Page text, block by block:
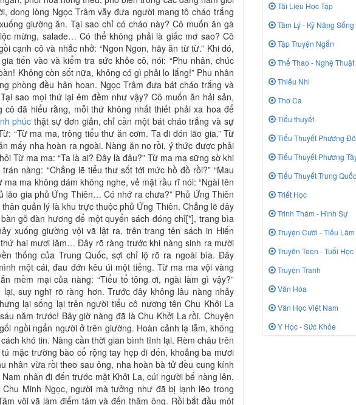
dong lòng Ngọc Trâm vẫy đưa người mang tô cháo trắng
giường ăn. Tại sao chỉ có cháo này? Cô muốn ăn gà
mừng, salade… Có thể không phải là giấc mơ sao? Cô
cạnh cô và nhắc nhở: “Ngon Ngon, hãy ăn từ từ.” Khi đó,
tiến vào và kiểm tra sức khỏe cô, nói: “Phu nhân, chúc
Không còn sốt nữa, không có gì phải lo lắng!” Phu nhân
phòng đều hân hoan. Ngọc Trâm đưa bát cháo trắng và
sao mọi thứ lại êm đềm như vậy? Cô muốn ăn hải sản,
đã hiểu rằng, mỗi thứ không nhất thiết phải xa hoa để
phúc thật sự đơn giản, chỉ cần một bát cháo trắng và sự
“Từ ma ma, trông tiểu thư ăn cơm. Ta đi đón lão gia.” Từ
mấy nha hoàn ra ngoài. Nàng ăn no rồi, ý thức được phải
Từ ma ma: “Ta là ai? Đây là đâu?” Từ ma ma sững sờ khi
nàng: “Chẳng lẽ tiểu thư sốt tới mức hồ đồ rồi?” “Mau
ma ma không dám không nghe, vẻ mặt rầu rĩ nói: “Ngài tên
lão gia phủ Ứng Thiên… Có nhớ ra chưa?” Phủ Ứng Thiên
quản lý là khu trực thuộc phủ Ứng Thiên. Chẳng lẽ đây
gỗ đàn hương để một quyển sách đóng chỉ[*], trang bìa
xuống giường vội vã lật ra, trên trang tên sách in Hiến
hai mươi lăm… Đây rõ ràng trước khi nàng sinh ra mười
thống của Trung Quốc, sợi chỉ lộ rõ ra ngoài bìa. Đây
một cái, đau đớn kêu úi một tiếng. Từ ma ma vội vàng
mềm mại của nàng: “Tiểu tổ tông ơi, ngài làm gì vậy?”
suy nghĩ rõ ràng hơn. Trước đây không lâu nàng nhảy
lại sống lại trên người tiểu cô nương tên Chu Khởi La
năm trước! Bây giờ nàng đã là Chu Khởi La rồi. Chuyện
ngồi ngẩn người ở trên giường. Hoàn cảnh lạ lẫm, không
khó tin. Nàng cần thời gian bình tĩnh lại. Rèm châu trên
mặc trường bào cổ rộng tay hẹp đi đến, khoảng ba mươi
nhân vừa rồi theo sau ông, nha hoàn bà tử đều cung kính
nhân đi đến trước mặt Khởi La, cúi người bế nàng lên,
Minh Ngọc, người mà tưởng như đã bị lạnh lẽo trong
vội vã làm điểm tâm và đến thăm ông. Rồi bắt đầu một
Tài Liệu Học Tập
Tâm Lý - Kỹ Năng Sống
Tập Truyện Ngắn
Thể Thao - Nghệ Thuật
Thiếu Nhi
Thơ Ca
Tiểu thuyết
Tiểu Thuyết Phương
Tiểu Thuyết Phương
Tiểu Thuyết Trung Quốc
Triết Học
Trinh Thám - Hình Sự
Truyện Cười - Tiếu Lâm
Truyên Teen - Tuổi Học
Truyện Tranh
Văn Hóa
Văn Học Việt Nam
Y Học - Sức Khỏe